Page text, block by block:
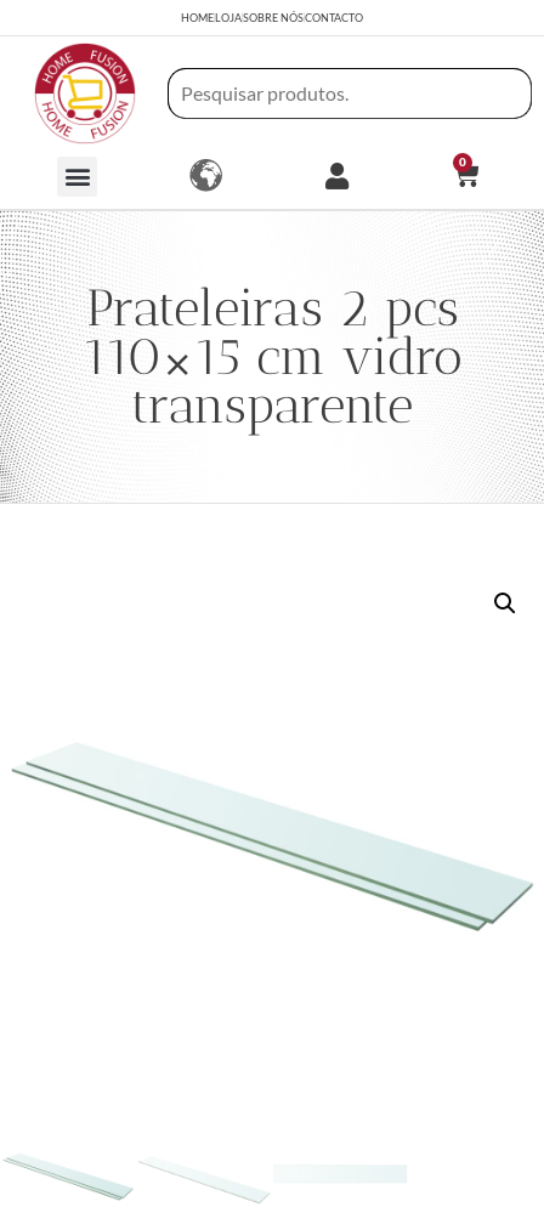
HOMELOJASOBRE NÓSCONTACTO
0
Prateleiras 2 pcs
110×15 cm vidro
transparente